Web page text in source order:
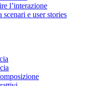
l’interazione
e user stories